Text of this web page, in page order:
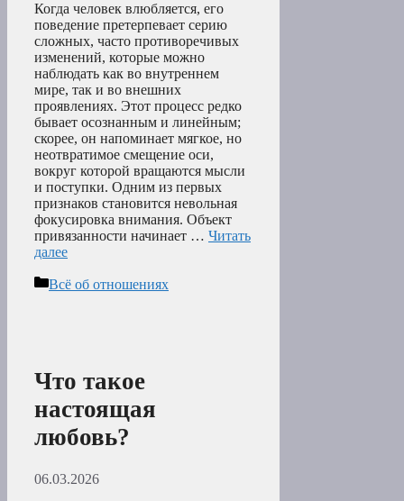
Когда человек влюбляется, его
поведение претерпевает серию
сложных, часто противоречивых
изменений, которые можно
наблюдать как во внутреннем
мире, так и во внешних
проявлениях. Этот процесс редко
бывает осознанным и линейным;
скорее, он напоминает мягкое, но
неотвратимое смещение оси,
вокруг которой вращаются мысли
и поступки. Одним из первых
признаков становится невольная
фокусировка внимания. Объект
привязанности начинает … Читать
далее
Рубрики
Всё об отношениях
Что такое
настоящая
любовь?
06.03.2026